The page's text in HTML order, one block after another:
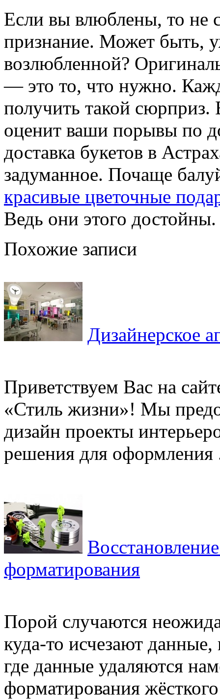
Если вы влюблены, то не
признание. Может быть,
возлюбленной?
— это то, что нужно.
получить такой сюрприз.
оценит ваши порывы по
доставка букетов в
задуманное. Почаще
красивые цветочные
Ведь они этого достойны.
Похожие записи
Дизайнерское
Приветствуем Вас на
«Стиль жизни»! Мы
дизайн проекты
решения для оформления
форматирования
Порой случаются
куда-то исчезают
где данные удаляются
форматирования